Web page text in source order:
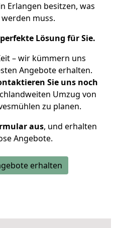
Erlangen besitzen, was
muss.
Lösung für Sie.
– wir kümmern uns
Angebote erhalten.
Sie uns noch
Umzug von
zu planen.
aus, und erhalten
Angebote.
erhalten